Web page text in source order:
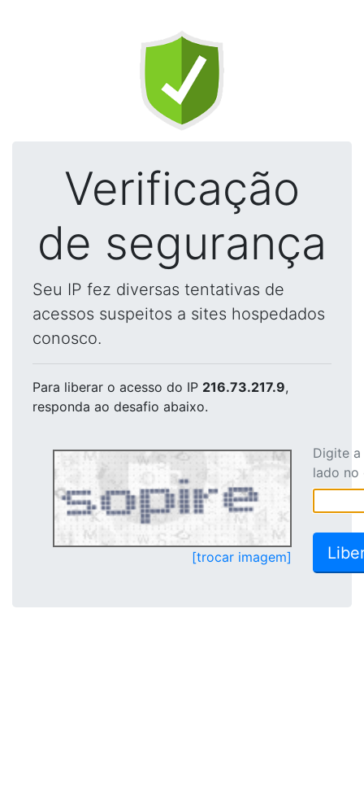
Verificação
de segurança
Seu IP fez diversas tentativas de
acessos suspeitos a sites hospedados
conosco.
Para liberar o acesso do IP 216.73.217.9,
responda ao desafio abaixo.
[trocar imagem]
Digite
lado no